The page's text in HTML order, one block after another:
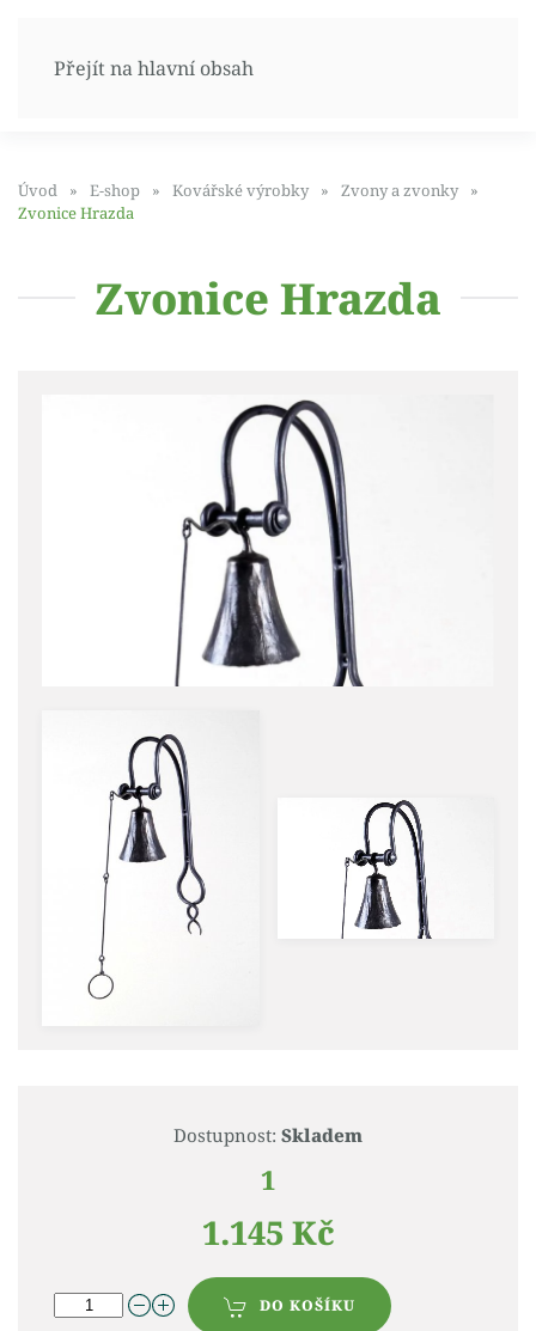
Přejít na hlavní obsah
Úvod E-shop Kovářské výrobky
Zvony a zvonky
Zvonice Hrazda
Zvonice Hrazda
Dostupnost: Skladem
1
1.145 Kč
DO KOŠÍKU